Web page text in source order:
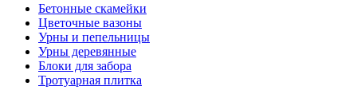
Бетонные скамейки
Цветочные вазоны
Урны и пепельницы
Урны деревянные
Блоки для забора
Тротуарная плитка